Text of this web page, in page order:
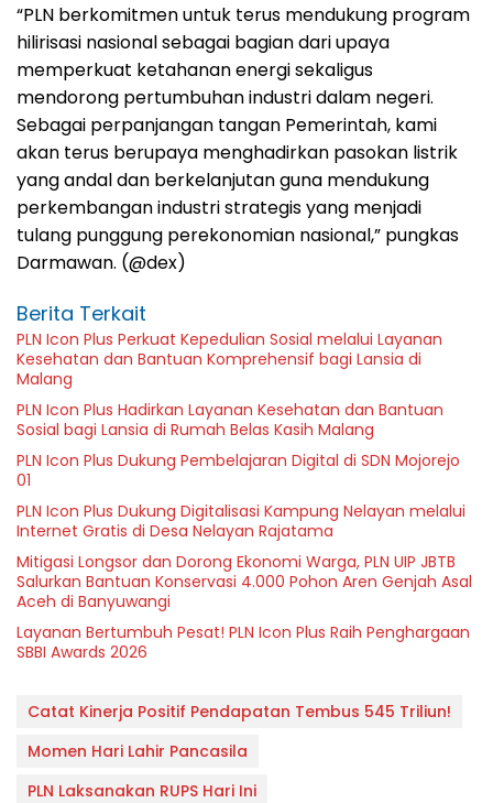
“PLN berkomitmen untuk terus mendukung program
hilirisasi nasional sebagai bagian dari upaya
memperkuat ketahanan energi sekaligus
mendorong pertumbuhan industri dalam negeri.
Sebagai perpanjangan tangan Pemerintah, kami
akan terus berupaya menghadirkan pasokan listrik
yang andal dan berkelanjutan guna mendukung
perkembangan industri strategis yang menjadi
tulang punggung perekonomian nasional,” pungkas
Darmawan. (@dex)
Berita Terkait
PLN Icon Plus Perkuat Kepedulian Sosial melalui Layanan
Kesehatan dan Bantuan Komprehensif bagi Lansia di
Malang
PLN Icon Plus Hadirkan Layanan Kesehatan dan Bantuan
Sosial bagi Lansia di Rumah Belas Kasih Malang
PLN Icon Plus Dukung Pembelajaran Digital di SDN Mojorejo
01
PLN Icon Plus Dukung Digitalisasi Kampung Nelayan melalui
Internet Gratis di Desa Nelayan Rajatama
Mitigasi Longsor dan Dorong Ekonomi Warga, PLN UIP JBTB
Salurkan Bantuan Konservasi 4.000 Pohon Aren Genjah Asal
Aceh di Banyuwangi
Layanan Bertumbuh Pesat! PLN Icon Plus Raih Penghargaan
SBBI Awards 2026
Catat Kinerja Positif Pendapatan Tembus 545 Triliun!
Momen Hari Lahir Pancasila
PLN Laksanakan RUPS Hari Ini